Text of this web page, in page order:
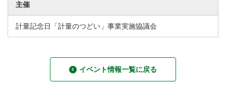
主催
計量記念日「計量のつどい」事業実施協議会
イベント情報一覧に戻る